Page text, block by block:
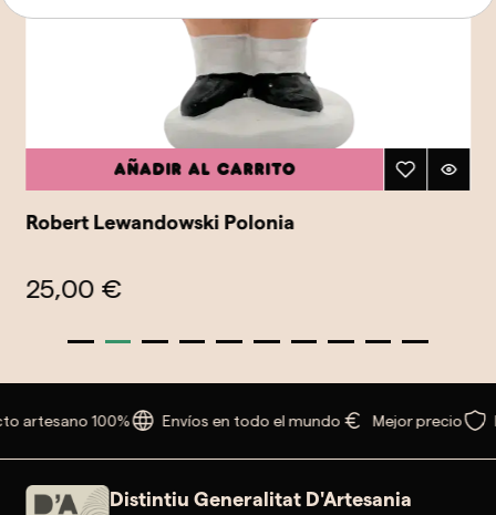
Añadir al carrito
Robert Lewandowski Polonia
25,00 €
artesano 100% Envíos en todo el mundo Mejor precio
Distintiu Generalitat D'Artesania